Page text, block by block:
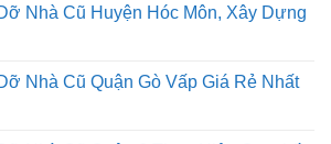
Nhà Cũ Huyện Hóc Môn, Xây Dựng
Nhà Cũ Quận Gò Vấp Giá Rẻ Nhất